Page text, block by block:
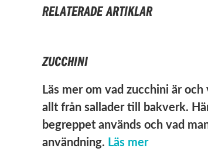
RELATERADE ARTIKLAR
ZUCCHINI
Läs mer om vad zucchini är
allt från sallader till bakverk.
begreppet används och vad
användning. Läs mer